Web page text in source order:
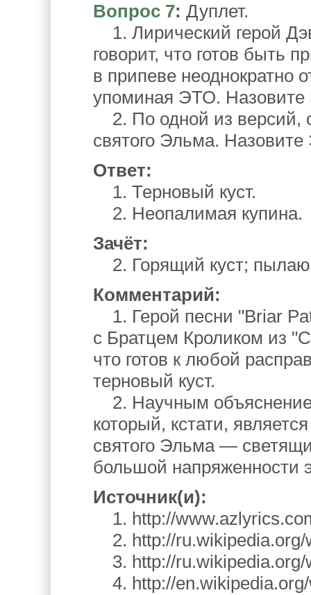
Вопрос 7: Дуплет.
1. Лирический герой
говорит, что готов быть
в припеве неоднократно
упоминая ЭТО.
2. По одной из версий,
святого Эльма.
Ответ:
1. Терновый куст.
2. Неопалимая купина.
Зачёт:
2. Горящий куст;
Комментарий:
1. Герой песни "Briar
с Братцем Кроликом из
что готов к любой
терновый куст.
2. Научным
который, кстати,
святого Эльма —
большой напряженности
Источник(и):
1. http://
2. http://
3. http://ru.wikipedia.org/
4. http://